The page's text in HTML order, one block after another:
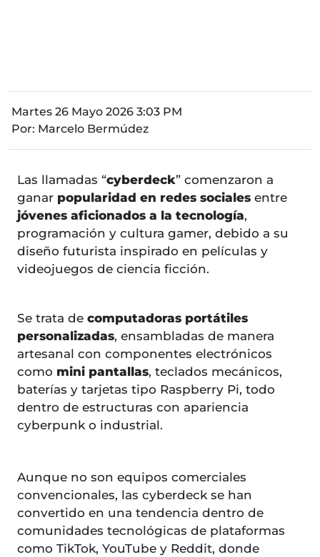
Martes 26 Mayo 2026 3:03 PM
Por: Marcelo Bermúdez
Las llamadas “cyberdeck” comenzaron a
ganar popularidad en redes sociales entre
jóvenes aficionados a la tecnología,
programación y cultura gamer, debido a su
diseño futurista inspirado en películas y
videojuegos de ciencia ficción.
Se trata de computadoras portátiles
personalizadas, ensambladas de manera
artesanal con componentes electrónicos
como mini pantallas, teclados mecánicos,
baterías y tarjetas tipo Raspberry Pi, todo
dentro de estructuras con apariencia
cyberpunk o industrial.
Aunque no son equipos comerciales
convencionales, las cyberdeck se han
convertido en una tendencia dentro de
comunidades tecnológicas de plataformas
como TikTok, YouTube y Reddit, donde